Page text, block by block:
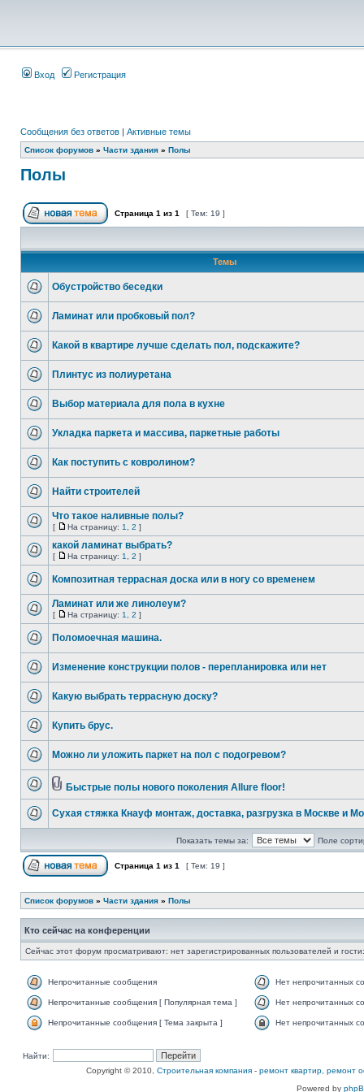
Вход Регистрация
Сообщения без ответов | Активные темы
Список форумов » Части здания » Полы
Полы
Страница 1 из 1 [ Тем: 19 ]
Темы
Обустройство беседки
Ламинат или пробковый пол?
Какой в квартире лучше сделать пол, подскажите?
Плинтус из полиуретана
Выбор материала для пола в кухне
Укладка паркета и массива, паркетные работы
Как поступить с ковролином?
Найти строителей
Что такое наливные полы?
[ На страницу: 1 2 ]
какой ламинат выбрать?
[ На страницу: 1 2 ]
Композитная террасная доска или в ногу со временем
Ламинат или же линолеум?
[ На страницу: 1 2 ]
Поломоечная машина.
Изменение конструкции полов - перепланировка или нет
Какую выбрать террасную доску?
Купить брус.
Можно ли уложить паркет на пол с подогревом?
Быстрые полы нового поколения Allure floor!
Сухая стяжка Кнауф монтаж, доставка, разгрузка в Москве и Мо
Показать темы за: Поле
Страница 1 из 1 [ Тем: 19 ]
Список форумов » Части здания » Полы
Кто сейчас на конференции
Сейчас этот форум просматривают: нет зарегистрированных пользователей и
Непрочитанные сообщения Нет непрочитанных
Непрочитанные сообщения [ Популярная тема ] Нет непрочитанных
Непрочитанные сообщения [ Тема закрыта ] Нет непрочитанных
Найти:
Copyright © 2010, Строительная компания - ремонт квартир, ремонт
Powered by